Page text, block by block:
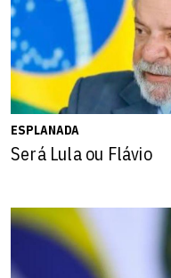
ESPLANADA
Será Lula ou Flávio